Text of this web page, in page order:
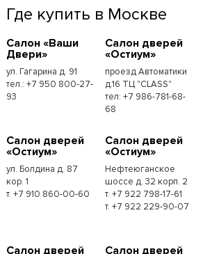
Где купить в Москве
Cалон «Ваши
Двери»
ул. Гагарина д. 91
тел.: +7 950 800-27-
93
Cалон дверей
«Остиум»
проезд Автоматики
д.16 ТЦ "CLASS"
тел: +7 986-781-68-
68
Cалон дверей
«Остиум»
ул. Болдина д. 87
кор. 1
т. +7 910 860-00-60
Cалон дверей
«Остиум»
Нефтеюганское
шоссе д. 32 корп. 2
т. +7 922 798-17-61
т. +7 922 229-90-07
Cалон дверей Cалон дверей